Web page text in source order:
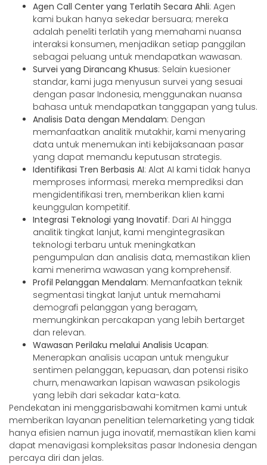
Agen Call Center yang Terlatih Secara Ahli: Agen
kami bukan hanya sekedar bersuara; mereka
adalah peneliti terlatih yang memahami nuansa
interaksi konsumen, menjadikan setiap panggilan
sebagai peluang untuk mendapatkan wawasan.
Survei yang Dirancang Khusus: Selain kuesioner
standar, kami juga menyusun survei yang sesuai
dengan pasar Indonesia, menggunakan nuansa
bahasa untuk mendapatkan tanggapan yang tulus.
Analisis Data dengan Mendalam: Dengan
memanfaatkan analitik mutakhir, kami menyaring
data untuk menemukan inti kebijaksanaan pasar
yang dapat memandu keputusan strategis.
Identifikasi Tren Berbasis AI: Alat AI kami tidak hanya
memproses informasi; mereka memprediksi dan
mengidentifikasi tren, memberikan klien kami
keunggulan kompetitif.
Integrasi Teknologi yang Inovatif: Dari AI hingga
analitik tingkat lanjut, kami mengintegrasikan
teknologi terbaru untuk meningkatkan
pengumpulan dan analisis data, memastikan klien
kami menerima wawasan yang komprehensif.
Profil Pelanggan Mendalam: Memanfaatkan teknik
segmentasi tingkat lanjut untuk memahami
demografi pelanggan yang beragam,
memungkinkan percakapan yang lebih bertarget
dan relevan.
Wawasan Perilaku melalui Analisis Ucapan:
Menerapkan analisis ucapan untuk mengukur
sentimen pelanggan, kepuasan, dan potensi risiko
churn, menawarkan lapisan wawasan psikologis
yang lebih dari sekadar kata-kata.
Pendekatan ini menggarisbawahi komitmen kami untuk
memberikan layanan penelitian telemarketing yang tidak
hanya efisien namun juga inovatif, memastikan klien kami
dapat menavigasi kompleksitas pasar Indonesia dengan
percaya diri dan jelas.